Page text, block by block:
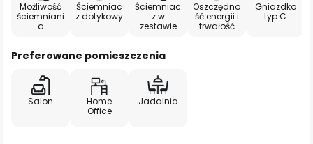
Możliwość
ściemniani
a
Ściemniac
z dotykowy
Ściemniac
z w
zestawie
Oszczędno
ść energii i
trwałość
Gniazdko
typ C
Preferowane pomieszczenia
Salon
Home
Office
Jadalnia